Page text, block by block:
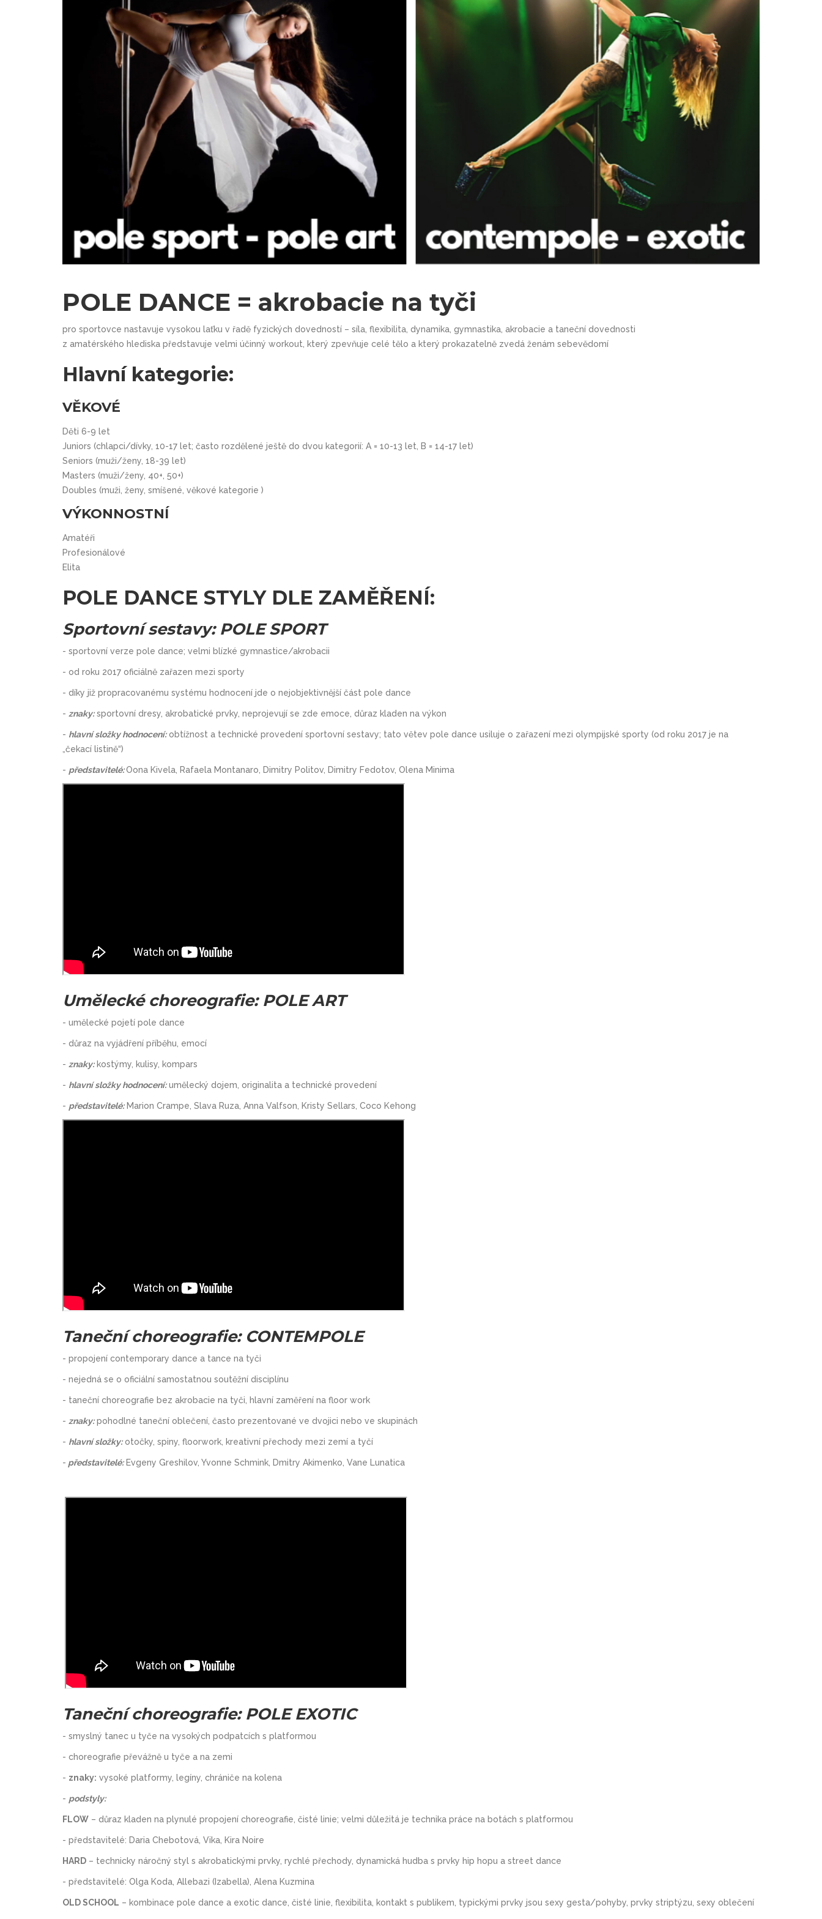
POLE DANCE = akrobacie na tyči
pro sportovce nastavuje vysokou laťku v řadě fyzických dovedností – síla, flexibilita, dynamika, gymnastika, akrobacie a taneční dovednosti
z amatérského hlediska představuje velmi účinný workout, který zpevňuje celé tělo a který prokazatelně zvedá ženám sebevědomí
Hlavní kategorie:
VĚKOVÉ
Děti 6-9 let
Juniors (chlapci/dívky, 10-17 let; často rozdělené ještě do dvou kategorií: A = 10-13 let, B = 14-17 let)
Seniors (muži/ženy, 18-39 let)
Masters (muži/ženy, 40+, 50+)
Doubles (muži, ženy, smíšené, věkové kategorie )
VÝKONNOSTNÍ
Amatéři
Profesionálové
Elita
POLE DANCE STYLY DLE ZAMĚŘENÍ:
Sportovní sestavy: POLE SPORT
- sportovní verze pole dance; velmi blízké gymnastice/akrobacii
- od roku 2017 oficiálně zařazen mezi sporty
- díky již propracovanému systému hodnocení jde o nejobjektivnější část pole dance
- znaky:sportovní dresy, akrobatické prvky, neprojevují se zde emoce, důraz kladen na výkon
- hlavní složky hodnocení:obtížnost a technické provedení sportovní sestavy; tato větev pole dance usiluje o zařazení mezi olympijské sporty (od roku 2017 je na
„čekací listině“)
- představitelé:Oona Kivela, Rafaela Montanaro, Dimitry Politov, Dimitry Fedotov, Olena Minima
Umělecké choreografie: POLE ART
- umělecké pojetí pole dance
- důraz na vyjádření příběhu, emocí
- znaky:kostýmy, kulisy, kompars
- hlavní složky hodnocení:umělecký dojem, originalita a technické provedení
- představitelé:Marion Crampe, Slava Ruza, Anna Valfson, Kristy Sellars, Coco Kehong
Taneční choreografie: CONTEMPOLE
- propojení contemporary dance a tance na tyči
- nejedná se o oficiální samostatnou soutěžní disciplínu
- taneční choreografie bez akrobacie na tyči, hlavní zaměření na floor work
- znaky:pohodlné taneční oblečení, často prezentované ve dvojici nebo ve skupinách
- hlavní složky:otočky, spiny, floorwork, kreativní přechody mezi zemí a tyčí
- představitelé:Evgeny Greshilov, Yvonne Schmink, Dmitry Akimenko, Vane Lunatica
Taneční choreografie: POLE EXOTIC
- smyslný tanec u tyče na vysokých podpatcích s platformou
- choreografie převážně u tyče a na zemi
- znaky: vysoké platformy, legíny, chrániče na kolena
- podstyly:
FLOW – důraz kladen na plynulé propojení choreografie, čisté linie; velmi důležitá je technika práce na botách s platformou
- představitelé: Daria Chebotová, Vika, Kira Noire
HARD – technicky náročný styl s akrobatickými prvky, rychlé přechody, dynamická hudba s prvky hip hopu a street dance
- představitelé: Olga Koda, Allebazi (Izabella), Alena Kuzmina
OLD SCHOOL – kombinace pole dance a exotic dance, čisté linie, flexibilita, kontakt s publikem, typickými prvky jsou sexy gesta/pohyby, prvky striptýzu, sexy oblečení